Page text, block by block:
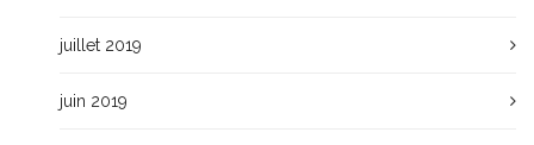
juillet 2019
juin 2019